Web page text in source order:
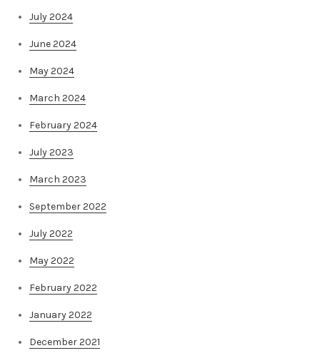
July 2024
June 2024
May 2024
March 2024
February 2024
July 2023
March 2023
September 2022
July 2022
May 2022
February 2022
January 2022
December 2021